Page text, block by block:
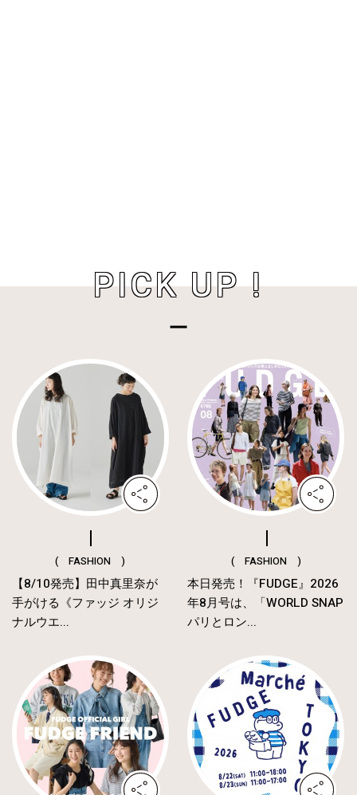
PICK UP !
( FASHION )
【8/10発売】田中真里奈が
手がける《ファッジ オリジ
ナルウエ...
( FASHION )
本日発売！『FUDGE』2026
年8月号は、「WORLD SNAP
パリとロン...